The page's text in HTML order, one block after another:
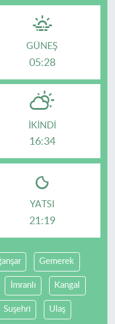
GÜNEŞ
05:28
İKINDI
16:34
YATSI
21:19
Gemerek
İmranlı Kangal
Suşehri Ulaş